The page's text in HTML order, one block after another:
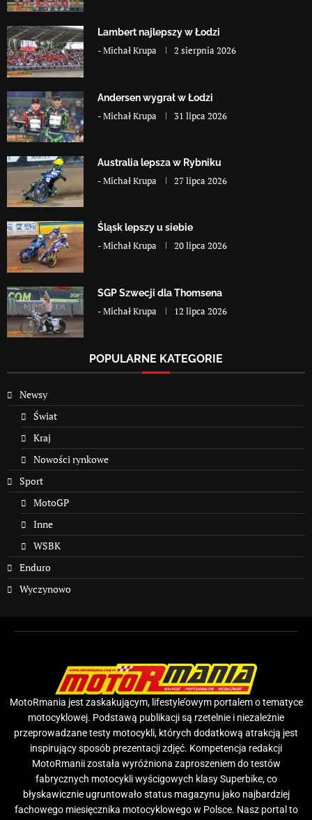
Lambert najlepszy w Łodzi
-Michał Krupa 2 sierpnia 2026
Andersen wygrał w Łodzi
-Michał Krupa 31 lipca 2026
Australia lepsza w Rybniku
-Michał Krupa 27 lipca 2026
Śląsk lepszy u siebie
-Michał Krupa 20 lipca 2026
SGP Szwecji dla Thomsena
-Michał Krupa 12 lipca 2026
POPULARNE KATEGORIE
Newsy
Świat
Kraj
Nowości rynkowe
Sport
MotoGP
Inne
WSBK
Enduro
Wyczynowo
MotoRmania jest zaskakującym, lifestyle’owym portalem o tematyce
motocyklowej. Podstawą publikacji są rzetelnie i niezależnie
przeprowadzane testy motocykli, których dodatkową atrakcją jest
inspirujący sposób prezentacji zdjęć. Kompetencja redakcji
MotoRmanii została wyróżniona zaproszeniem do testów
fabrycznych motocykli wyścigowych klasy Superbike, co
błyskawicznie ugruntowało status magazynu jako najbardziej
fachowego miesięcznika motocyklowego w Polsce. Nasz portal to